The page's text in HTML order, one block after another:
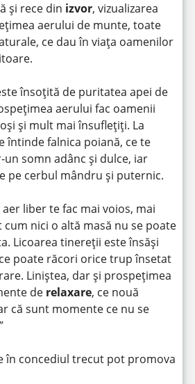
și rece din izvor, vizualizarea
aerului de munte, toate
ce dau în viața oamenilor
însoțită de puritatea apei de
aerului fac oamenii
și mult mai însuflețiți. La
întinde falnica poiană, ce te
somn adânc și dulce, iar
pe cerbul mândru și puternic.
liber te fac mai voios, mai
cum nici o altă masă nu se poate
Licoarea tinereții este însăși
poate răcori orice trup însetat
Liniștea, dar și prospețimea
de relaxare, ce nouă
că sunt momente ce nu se
în concediul trecut pot promova